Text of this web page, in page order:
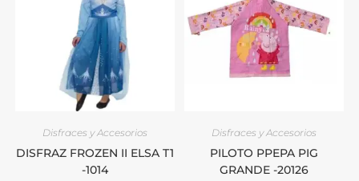
Disfraces y Accesorios
DISFRAZ FROZEN II ELSA T1
-1014
Disfraces y Accesorios
PILOTO PPEPA PIG
GRANDE -20126